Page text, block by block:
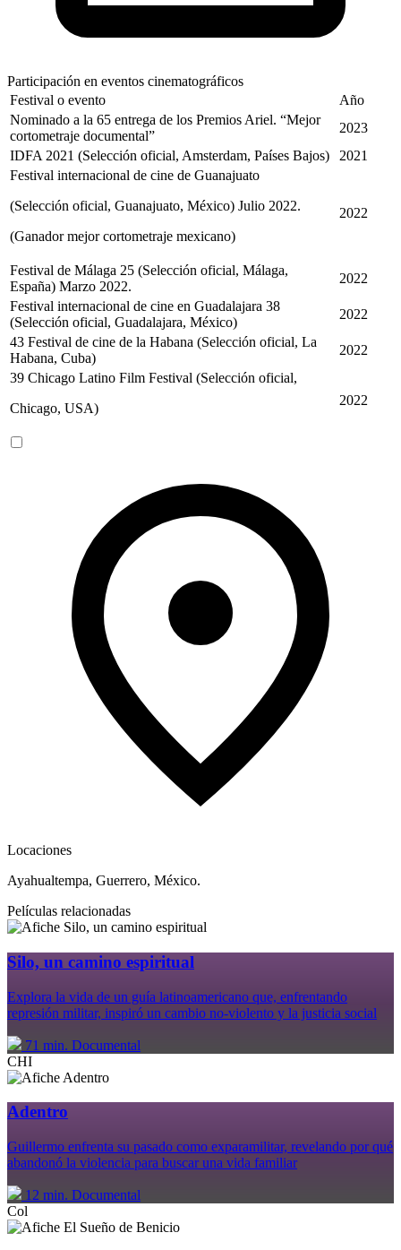
Participación en eventos cinematográficos
Festival o evento
Año
Nominado a la 65 entrega de los Premios Ariel. “Mejor
cortometraje documental”
2023
IDFA 2021 (Selección oficial, Amsterdam, Países Bajos)
2021
Festival internacional de cine de Guanajuato
(Selección oficial, Guanajuato, México) Julio 2022.
(Ganador mejor cortometraje mexicano)
2022
Festival de Málaga 25 (Selección oficial, Málaga,
España) Marzo 2022.
2022
Festival internacional de cine en Guadalajara 38
(Selección oficial, Guadalajara, México)
2022
43 Festival de cine de la Habana (Selección oficial, La
Habana, Cuba)
2022
39 Chicago Latino Film Festival (Selección oficial,
Chicago, USA)
2022
Locaciones
Ayahualtempa, Guerrero, México.
Películas relacionadas
Silo, un camino espiritual
Explora la vida de un guía latinoamericano que, enfrentando
represión militar, inspiró un cambio no-violento y la justicia social
71 min. Documental
CHI
Adentro
Guillermo enfrenta su pasado como exparamilitar, revelando por qué
abandonó la violencia para buscar una vida familiar
12 min. Documental
Col